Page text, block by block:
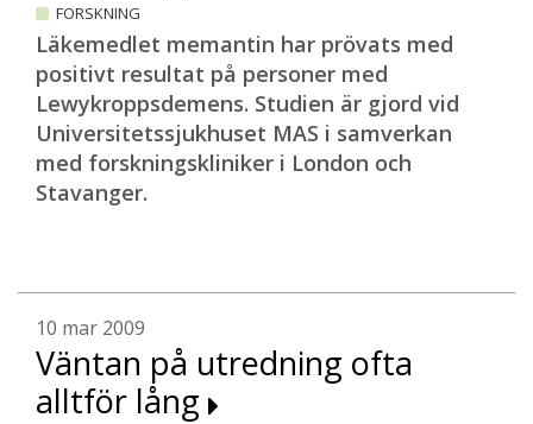
FORSKNING
Läkemedlet memantin har prövats med
positivt resultat på personer med
Lewykroppsdemens. Studien är gjord vid
Universitetssjukhuset MAS i samverkan
med forskningskliniker i London och
Stavanger.
10 mar 2009
Väntan på utredning ofta
alltför lång